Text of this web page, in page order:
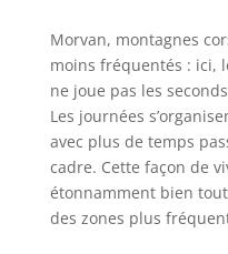
Morvan, montagnes
moins fréquentés : ici,
ne joue pas les
Les journées
avec plus de temps
cadre. Cette façon de
étonnamment bien
des zones plus